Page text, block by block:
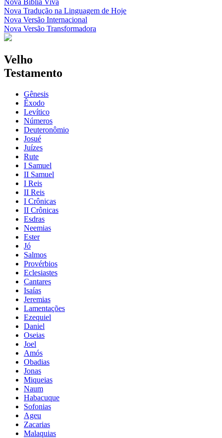
Nova Tradução na Linguagem de Hoje
Nova Versão Internacional
Nova Versão Transformadora
Velho
Testamento
Gênesis
Êxodo
Levítico
Números
Deuteronômio
Josué
Juízes
Rute
I Samuel
II Samuel
I Reis
II Reis
I Crônicas
II Crônicas
Esdras
Neemias
Ester
Jó
Salmos
Provérbios
Eclesiastes
Cantares
Isaías
Jeremias
Lamentações
Ezequiel
Daniel
Oseias
Joel
Amós
Obadias
Jonas
Miqueias
Naum
Habacuque
Sofonias
Ageu
Zacarias
Malaquias